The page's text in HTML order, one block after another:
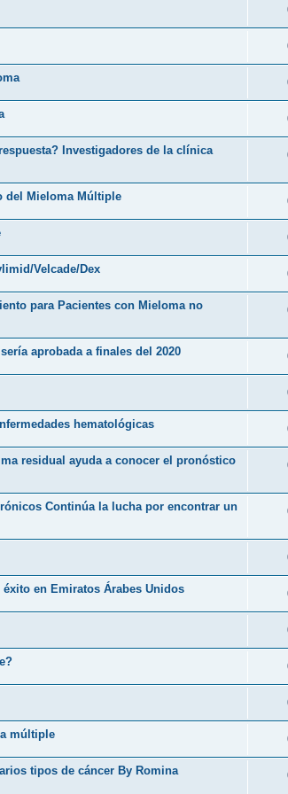
Investigadores de la clínica
del Mieloma Múltiple
Velcade/Dex
para Pacientes con Mieloma no
aprobada a finales del 2020
hematológicas
residual ayuda a conocer el pronóstico
Continúa la lucha por encontrar un
en Emiratos Árabes Unidos
múltiple
tipos de cáncer By Romina